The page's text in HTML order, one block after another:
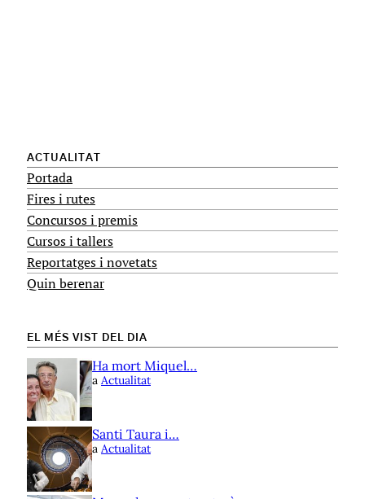
ACTUALITAT
Portada
Fires i rutes
Concursos i premis
Cursos i tallers
Reportatges i novetats
Quin berenar
EL MÉS VIST DEL DIA
Ha mort Miquel…
a Actualitat
Santi Taura i…
a Actualitat